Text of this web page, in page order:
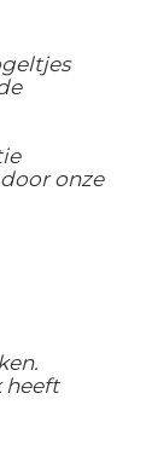
onze
heeft